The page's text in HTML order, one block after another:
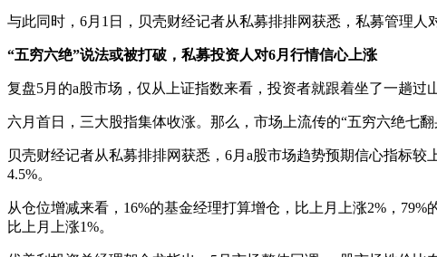
与此同时，6月1日，贝壳财经记者从私募排排网获悉，私募管理人
“五穷六绝”说法或被打破 ， 私募投资人对6月行情信心上涨
复盘5月的a股市场，仅从上证指数来看，投资者就跟着坐了一趟过
六月首日，三大股指集体收涨。那么，市场上流传的“五穷六绝七
贝壳财经记者从私募排排网获悉，6月a股市场趋势预期信心指标
4.5%。
从仓位增减来看，16%的基金经理打算增仓，比上月上涨2%，
比上月上涨1%。